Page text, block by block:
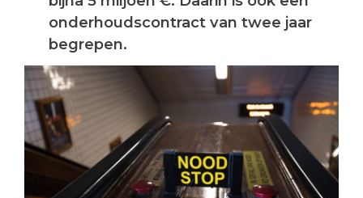
onderhoudscontract van twee jaar
begrepen.